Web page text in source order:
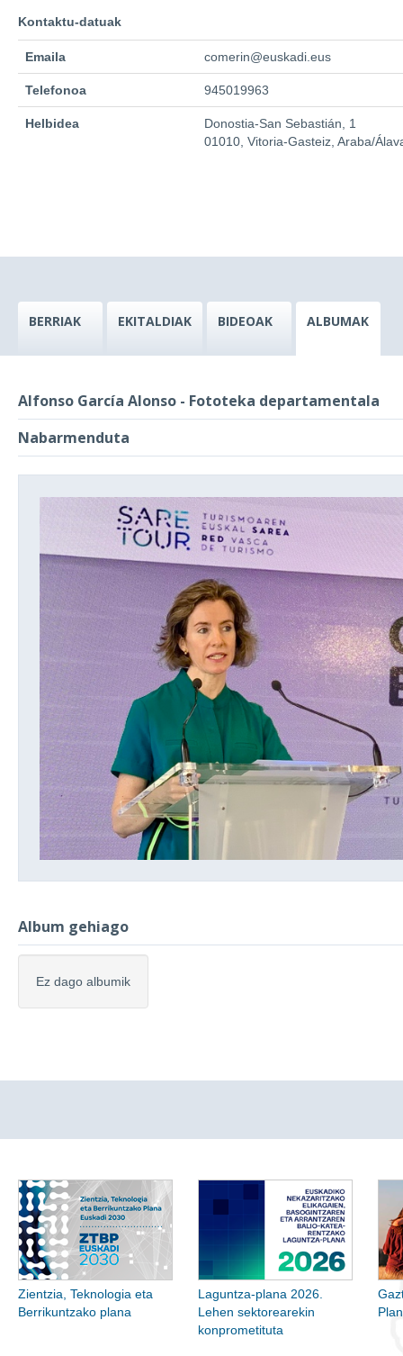
Kontaktu-datuak
Emaila comerin@euskadi.eus
Telefonoa 945019963
Helbidea
Donostia-San Sebastián, 1
01010, Vitoria-Gasteiz, Araba/
BERRIAK EKITALDIAK BIDEOAK ALBUMAK
Alfonso García Alonso - Fototeka departamentala
Nabarmenduta
Album gehiago
Ez dago albumik
Zientzia, Teknologia eta
Berrikuntzako plana
Laguntza-plana 2026.
Lehen sektorearekin
konprometituta